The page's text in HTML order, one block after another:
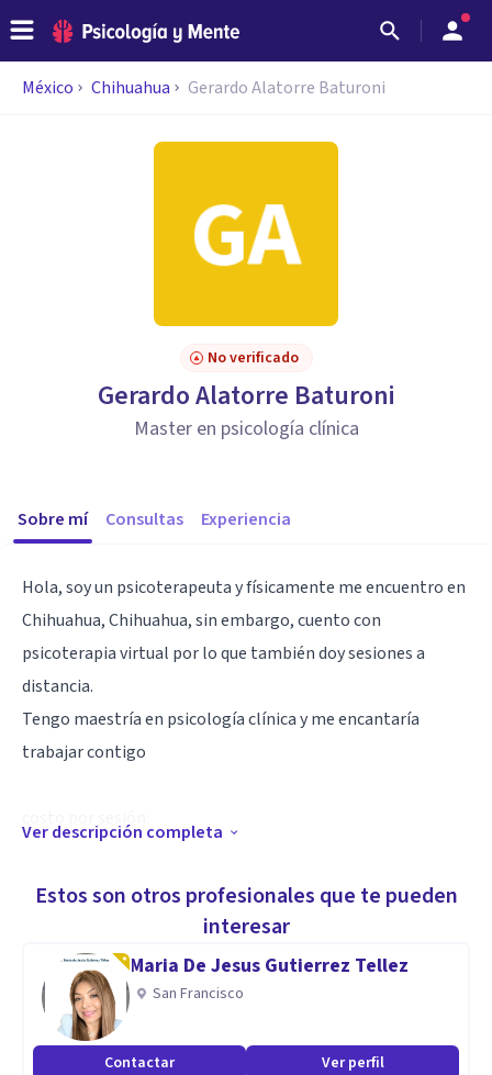
México Chihuahua Gerardo Alatorre Baturoni
No verificado
Gerardo Alatorre Baturoni
Master en psicología clínica
Sobre mí Consultas Experiencia
Hola, soy un psicoterapeuta y físicamente me encuentro en
Chihuahua, Chihuahua, sin embargo, cuento con
psicoterapia virtual por lo que también doy sesiones a
distancia.
Tengo maestría en psicología clínica y me encantaría
trabajar contigo
presencial $450
Psicología Clínica
Ver descripción completa
Estos son otros profesionales que te pueden
interesar
Maria De Jesus Gutierrez Tellez
San Francisco
Contactar Ver perfil